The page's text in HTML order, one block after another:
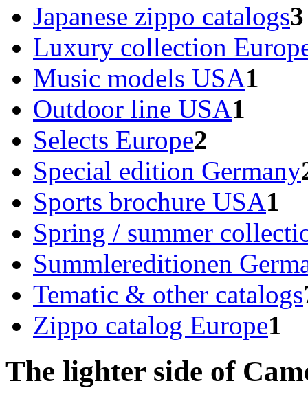
Japanese zippo catalogs3
Luxury collection
Music models USA1
Outdoor line USA1
Selects Europe2
Special edition Germany
Sports brochure USA1
Spring / summer
Summlereditionen
Tematic & other catalogs
Zippo catalog Europe1
The lighter side of